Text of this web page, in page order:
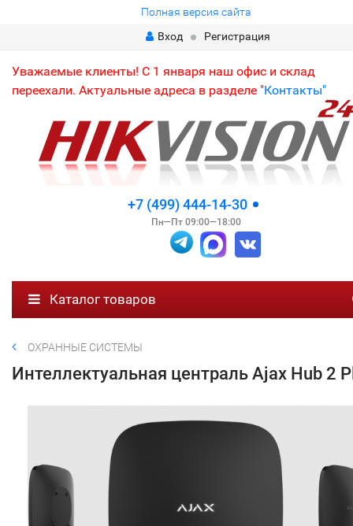
Полная версия сайта
Вход
Регистрация
Уважаемые клиенты! С 1 января наш офис и склад
переехали. Актуальные адреса в разделе "Контакты"
+7 (499) 444-14-30
Пн—Пт 09:00—18:00
Каталог товаров
ОХРАННЫЕ СИСТЕМЫ
Интеллектуальная централь Ajax Hub 2